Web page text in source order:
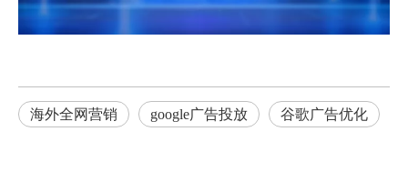
海外全网营销 google广告投放 谷歌广告优化